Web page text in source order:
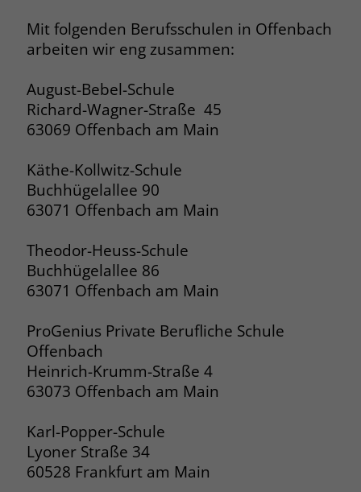
Mit folgenden Berufsschulen in Offenbach
arbeiten wir eng zusammen:
August-Bebel-Schule
Richard-Wagner-Straße 45
63069 Offenbach am Main
Käthe-Kollwitz-Schule
Buchhügelallee 90
63071 Offenbach am Main
Theodor-Heuss-Schule
Buchhügelallee 86
63071 Offenbach am Main
ProGenius Private Berufliche Schule
Offenbach
Heinrich-Krumm-Straße 4
63073 Offenbach am Main
Karl-Popper-Schule
Lyoner Straße 34
60528 Frankfurt am Main